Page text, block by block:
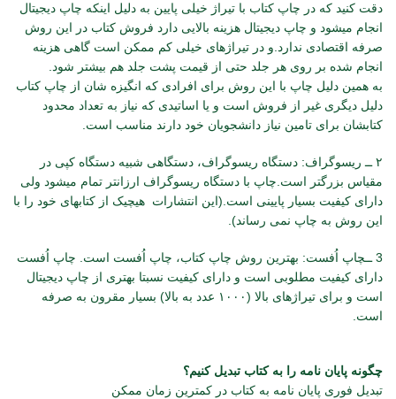
دقت کنید که در چاپ کتاب با تیراژ خیلی پایین به دلیل اینکه چاپ دیجیتال
انجام میشود و چاپ دیجیتال هزینه بالایی دارد فروش کتاب در این روش
صرفه اقتصادی ندارد.و در تیراژهای خیلی کم ممکن است گاهی هزینه
انجام شده بر روی هر جلد حتی از قیمت پشت جلد هم بیشتر شود.
به همین دلیل چاپ با این روش برای افرادی که انگیزه شان از چاپ کتاب
دلیل دیگری غیر از فروش است و یا اساتیدی که نیاز به تعداد محدود
کتابشان برای تامین نیاز دانشجویان خود دارند مناسب است.
۲ ــ ریسوگراف: دستگاه ریسوگراف، دستگاهی شبیه دستگاه کپی در
مقیاس بزرگتر است.چاپ با دستگاه ریسوگراف ارزانتر تمام می­شود ولی
دارای کیفیت بسیار پایینی است.(این انتشارات هیچیک از کتابهای خود را با
این روش به چاپ نمی رساند).
3 ــچاپ اُفست: بهترین روش چاپ کتاب، چاپ اُفست است. چاپ اُفست
دارای کیفیت مطلوبی است و دارای کیفیت نسبتا بهتری از چاپ دیجیتال
است و برای تیراژهای بالا (۱۰۰۰ عدد به بالا) بسیار مقرون به صرفه
است.
چگونه پایان نامه را به کتاب تبدیل کنیم؟
تبدیل فوری پایان نامه به کتاب در کمترین زمان ممکن